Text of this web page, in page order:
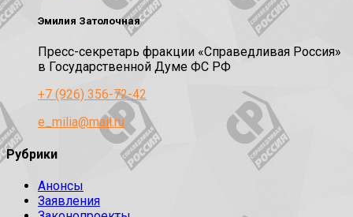
Эмилия Затолочная
Пресс-секретарь фракции «Справедливая Россия»
в Государственной Думе ФС РФ
+7 (926) 356-72-42
e_milia@mail.ru
Рубрики
Анонсы
Заявления